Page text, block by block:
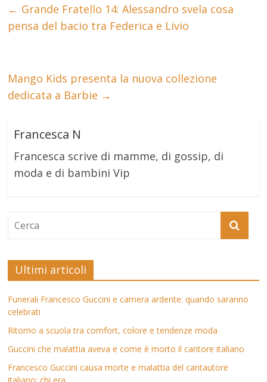
← Grande Fratello 14: Alessandro svela cosa
pensa del bacio tra Federica e Livio
Mango Kids presenta la nuova collezione
dedicata a Barbie →
Francesca N
Francesca scrive di mamme, di gossip, di
moda e di bambini Vip
Ultimi articoli
Funerali Francesco Guccini e camera ardente: quando saranno
celebrati
Ritorno a scuola tra comfort, colore e tendenze moda
Guccini che malattia aveva e come è morto il cantore italiano
Francesco Guccini causa morte e malattia del cantautore